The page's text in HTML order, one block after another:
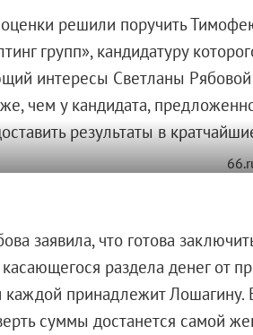
решили поручить
групп», кандидатуру
интересы Светланы
чем у кандидата,
результаты в
заявила, что готова
касающегося раздела денег от
каждой принадлежит
суммы достанется самой